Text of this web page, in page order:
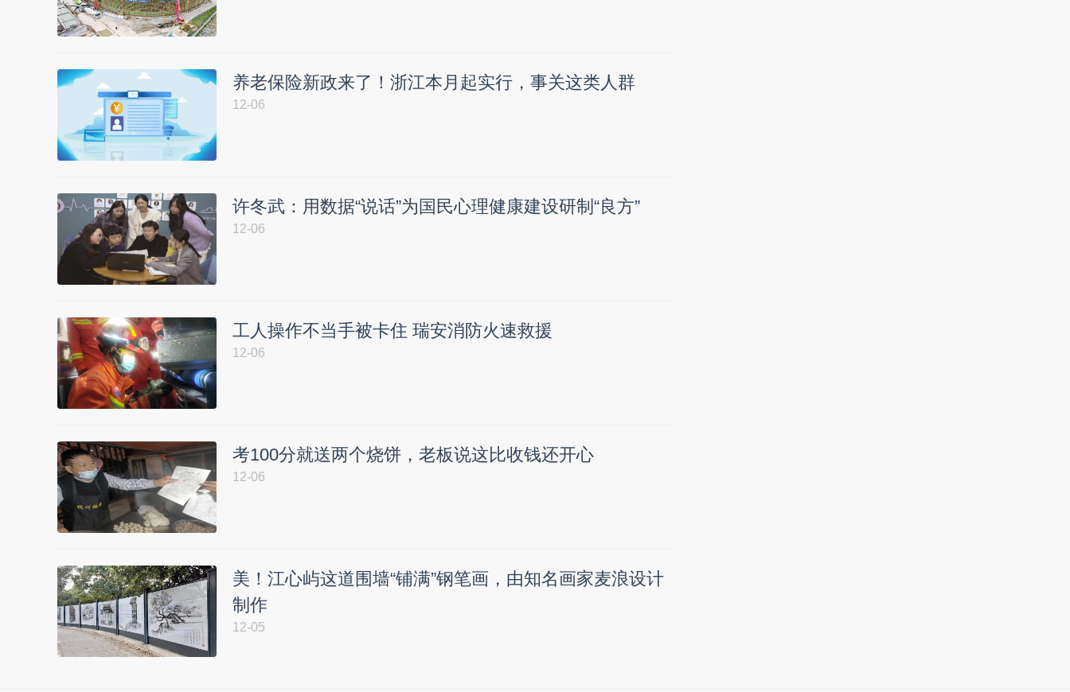
养老保险新政来了！浙江本月起实行，事关这类人群
12-06
许冬武：用数据“说话”为国民心理健康建设研制“良方”
12-06
工人操作不当手被卡住 瑞安消防火速救援
12-06
考100分就送两个烧饼，老板说这比收钱还开心
12-06
美！江心屿这道围墙“铺满”钢笔画，由知名画家麦浪设计
制作
12-05